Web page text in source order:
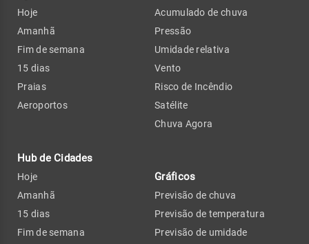
Hoje
Amanhã
Fim de semana
15 dias
Praias
Aeroportos
Hub de Cidades
Hoje
Amanhã
15 dias
Fim de semana
Acumulado de chuva
Pressão
Umidade relativa
Vento
Risco de Incêndio
Satélite
Chuva Agora
Gráficos
Previsão de chuva
Previsão de temperatura
Previsão de umidade